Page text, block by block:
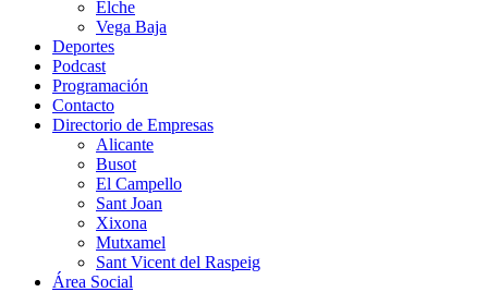
Elche
Vega Baja
Deportes
Podcast
Programación
Contacto
Directorio de Empresas
Alicante
Busot
El Campello
Sant Joan
Xixona
Mutxamel
Sant Vicent del Raspeig
Área Social